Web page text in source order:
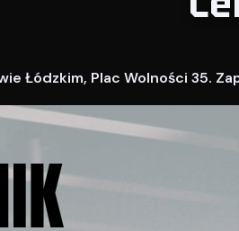
Łódzkim, Plac Wolności 35.